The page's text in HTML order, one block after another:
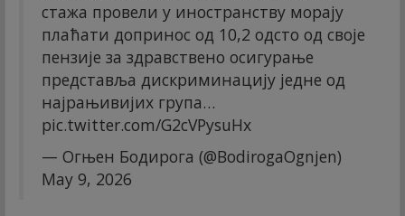
стажа провели у иностранству морају
плаћати допринос од 10,2 одсто од своје
пензије за здравствено осигурање
представља дискриминацију једне од
најрањивијих група…
pic.twitter.com/G2cVPysuHx
— Огњен Бодирога (@BodirogaOgnjen)
May 9, 2026